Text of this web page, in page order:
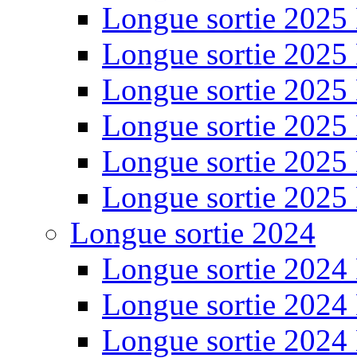
Longue sortie 2025
Longue sortie 2025
Longue sortie 2025
Longue sortie 2025
Longue sortie 2025
Longue sortie 2025
Longue sortie 2024
Longue sortie 2024
Longue sortie 2024
Longue sortie 2024